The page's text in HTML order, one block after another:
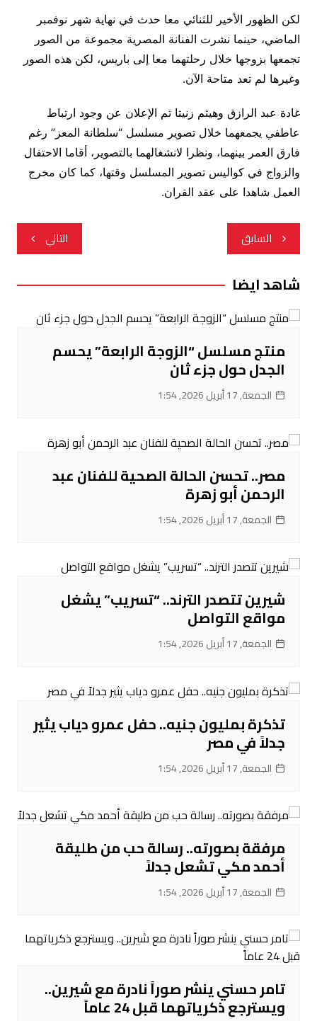
لكن الظهور الأخير للثنائي معا حدث في نهاية شهر نوفمبر
الماضي، حينما نشرت الفنانة المصرية مجموعة من الصور
تجمعها بزوجها خلال رحلتهما معا إلى باريس، لكن هذه الصور
وغيرها لم تعد متاحة الآن.
غادة عبد الرازق وهيثم زنيتا تم الإعلان عن وجود ارتباط
عاطفي يجمعهما خلال تصوير مسلسل “سلطانة المعز” رغم
فارق العمر بينهما، ونظرا لانشغالهما بالتصوير، أقاما الاحتفال
والزواج في كواليس تصوير المسلسل وقتها، كما كان مخرج
العمل شاهدا على عقد القران.
تصفّح
المقالات
السابق التالي
شاهد ايضا
منتج مسلسل “الزوجة الرابعة” يحسم
الجدل حول جزء ثان
الجمعة, 17 أبريل 2026, 1:54
مصر.. تحسن الحالة الصحية للفنان عبد
الرحمن أبو زهرة
الجمعة, 17 أبريل 2026, 1:54
شيرين تتصدر الترند.. “تسريب” يشغل
مواقع التواصل
الجمعة, 17 أبريل 2026, 1:54
تذكرة بمليون جنيه.. حفل عمرو دياب يثير
جدلاً في مصر
الجمعة, 17 أبريل 2026, 1:54
مرفقة بصورته.. رسالة حب من طليقة
أحمد مكي تشعل جدلاً
الجمعة, 17 أبريل 2026, 1:54
تامر حسني ينشر صوراً نادرة مع شيرين..
ويسترجع ذكرياتهما قبل 24 عاماً